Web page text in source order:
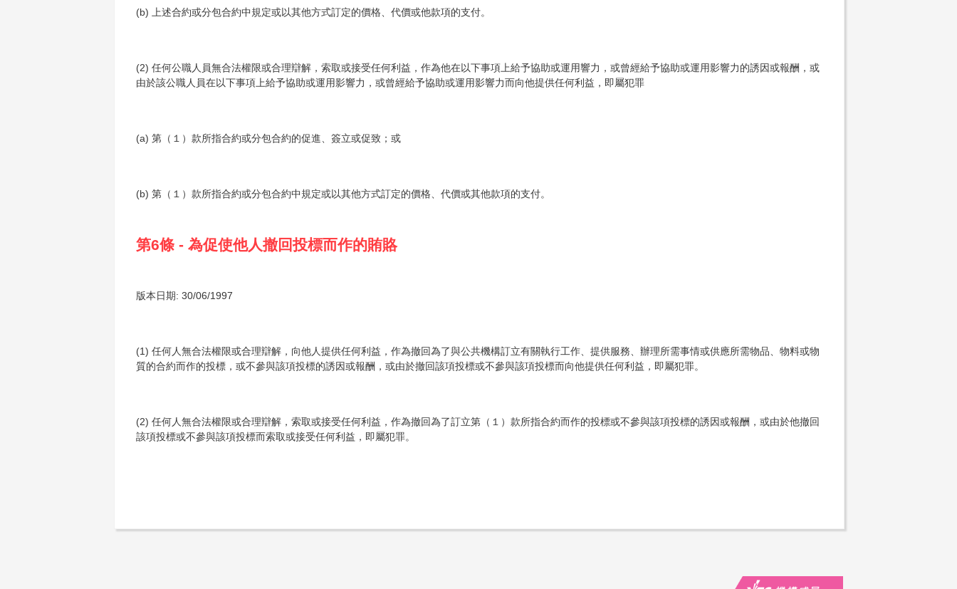
(b) 上述合約或分包合約中規定或以其他方式訂定的價格、代價或他款項的支付。
(2) 任何公職人員無合法權限或合理辯解，索取或接受任何利益，作為他在以下事項上給予協助或運用響力，或曾經給予協助或運用影響力的誘因或報酬，或
由於該公職人員在以下事項上給予協助或運用影響力，或曾經給予協助或運用影響力而向他提供任何利益，即屬犯罪
(a) 第（１）款所指合約或分包合約的促進、簽立或促致；或
(b) 第（１）款所指合約或分包合約中規定或以其他方式訂定的價格、代價或其他款項的支付。
第6條 - 為促使他人撤回投標而作的賄賂
版本日期: 30/06/1997
(1) 任何人無合法權限或合理辯解，向他人提供任何利益，作為撤回為了與公共機構訂立有關執行工作、提供服務、辦理所需事情或供應所需物品、物料或物
質的合約而作的投標，或不參與該項投標的誘因或報酬，或由於撤回該項投標或不參與該項投標而向他提供任何利益，即屬犯罪。
(2) 任何人無合法權限或合理辯解，索取或接受任何利益，作為撤回為了訂立第（１）款所指合約而作的投標或不參與該項投標的誘因或報酬，或由於他撤回
該項投標或不參與該項投標而索取或接受任何利益，即屬犯罪。